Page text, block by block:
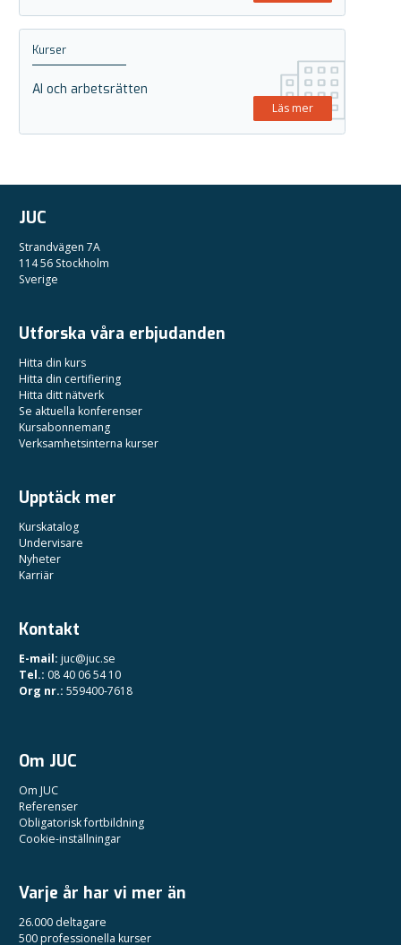
Kurser
AI och arbetsrätten
Läs mer
JUC
Strandvägen 7A
114 56 Stockholm
Sverige
Utforska våra erbjudanden
Hitta din kurs
Hitta din certifiering
Hitta ditt nätverk
Se aktuella konferenser
Kursabonnemang
Verksamhetsinterna kurser
Upptäck mer
Kurskatalog
Undervisare
Nyheter
Karriär
Kontakt
E-mail: juc@juc.se
Tel.: 08 40 06 54 10
Org nr.: 559400-7618
Om JUC
Om JUC
Referenser
Obligatorisk fortbildning
Cookie-inställningar
Varje år har vi mer än
26.000 deltagare
500 professionella kurser